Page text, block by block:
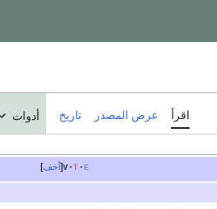
اقرأ عرض المصدر تاريخ أدوات
أخف v t e